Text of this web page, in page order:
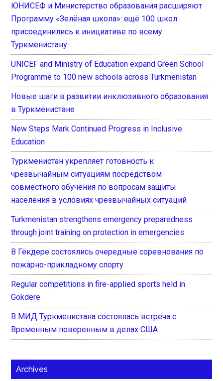
ЮНИСЕФ и Министерство образования расширяют
Программу «Зелёная школа»: ещё 100 школ
присоединились к инициативе по всему
Туркменистану
UNICEF and Ministry of Education expand Green School
Programme to 100 new schools across Turkmenistan
Новые шаги в развитии инклюзивного образования
в Туркменистане
New Steps Mark Continued Progress in Inclusive
Education
Туркменистан укрепляет готовность к
чрезвычайным ситуациям посредством
совместного обучения по вопросам защиты
населения в условиях чрезвычайных ситуаций
Turkmenistan strengthens emergency preparedness
through joint training on protection in emergencies
В Гёкдере состоялись очередные соревнования по
пожарно-прикладному спорту
Regular competitions in fire-applied sports held in
Gokdere
В МИД Туркменистана состоялась встреча с
Временным поверенным в делах США
Archives